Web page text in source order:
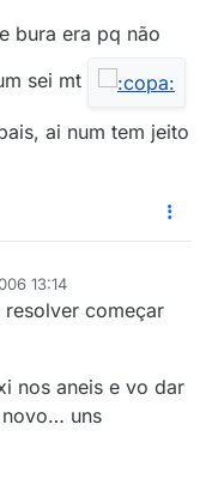
bura era pq não
sei mt
ai num tem jeito
13:14
começar
nos aneis e vo dar
novo… uns